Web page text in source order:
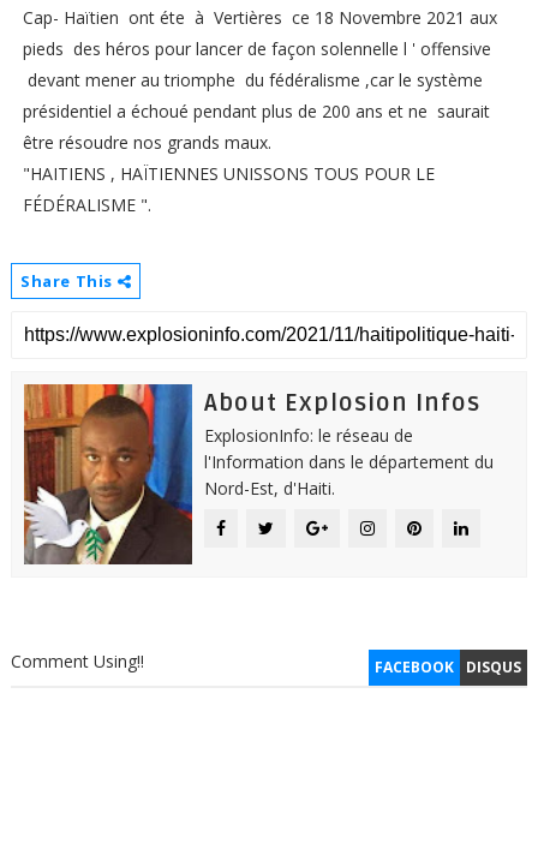
Cap- Haïtien ont éte à Vertières ce 18 Novembre 2021 aux
pieds des héros pour lancer de façon solennelle l ' offensive
devant mener au triomphe du fédéralisme ,car le système
présidentiel a échoué pendant plus de 200 ans et ne saurait
être résoudre nos grands maux.
"HAITIENS , HAÏTIENNES UNISSONS TOUS POUR LE
FÉDÉRALISME ".
Share This
About Explosion Infos
ExplosionInfo: le réseau de
l'Information dans le département du
Nord-Est, d'Haiti.
FACEBOOK DISQUS
Comment Using!!